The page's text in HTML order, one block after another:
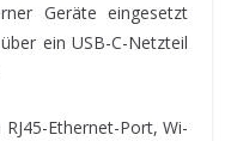
Geräte eingesetzt
ein USB-C-Netzteil
Ethernet-Port, Wi-